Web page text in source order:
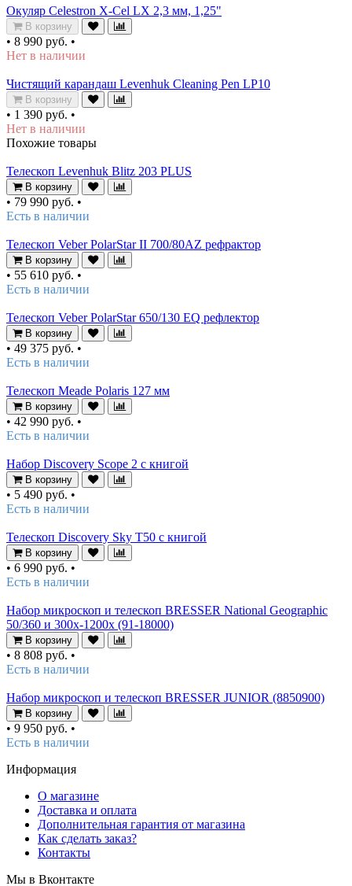
Окуляр Celestron X-Cel LX 2,3 мм, 1,25"
В корзину
• 8 990 руб. •
Нет в наличии
Чистящий карандаш Levenhuk Cleaning Pen LP10
В корзину
• 1 390 руб. •
Нет в наличии
Похожие товары
Телескоп Levenhuk Blitz 203 PLUS
В корзину
• 79 990 руб. •
Есть в наличии
Телескоп Veber PolarStar II 700/80AZ рефрактор
В корзину
• 55 610 руб. •
Есть в наличии
Телескоп Veber PolarStar 650/130 EQ рефлектор
В корзину
• 49 375 руб. •
Есть в наличии
Телескоп Meade Polaris 127 мм
В корзину
• 42 990 руб. •
Есть в наличии
Набор Discovery Scope 2 с книгой
В корзину
• 5 490 руб. •
Есть в наличии
Телескоп Discovery Sky T50 с книгой
В корзину
• 6 990 руб. •
Есть в наличии
Набор микроскоп и телескоп BRESSER National Geographic
50/360 и 300x-1200x (91-18000)
В корзину
• 8 808 руб. •
Есть в наличии
Набор микроскоп и телескоп BRESSER JUNIOR (8850900)
В корзину
• 9 950 руб. •
Есть в наличии
Информация
О магазине
Доставка и оплата
Дополнительная гарантия от магазина
Как сделать заказ?
Контакты
Мы в Вконтакте